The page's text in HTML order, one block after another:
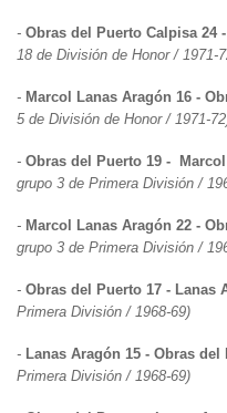
- Obras del Puerto Calpisa 24
18 de División de Honor / 1971-
- Marcol Lanas Aragón 16 -
5 de División de Honor / 1971-
- Obras del Puerto 19 -
grupo 3 de Primera División /
- Marcol Lanas Aragón 22 -
grupo 3 de Primera División /
- Obras del Puerto 17 - Lanas
Primera División / 1968-69)
- Lanas Aragón 15 - Obras del
Primera División / 1968-69)